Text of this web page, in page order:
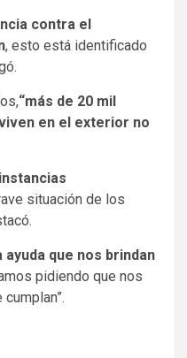
contra el
, esto está identificado
“más de 20 mil
en el exterior no
situación de los
que nos brindan
pidiendo que nos